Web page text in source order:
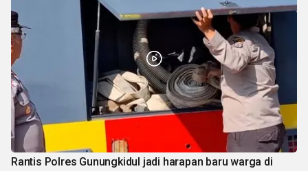
Rantis Polres Gunungkidul jadi harapan baru warga di